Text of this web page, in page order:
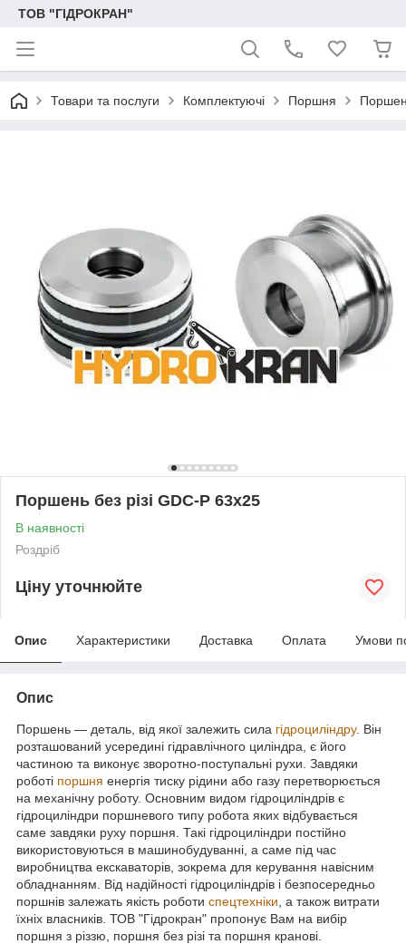
ТОВ "ГІДРОКРАН"
Товари та послуги Комплектуючі Поршня
Поршень без різі GDC-P 63x25
В наявності
Роздріб
Ціну уточнюйте
Опис Характеристики Доставка Оплата Умови
Опис
Поршень — деталь, від якої залежить сила гідроциліндру. Він
розташований усередині гідравлічного циліндра, є його
частиною та виконує зворотно-поступальні рухи. Завдяки
роботі поршня енергія тиску рідини або газу перетворюється
на механічну роботу. Основним видом гідроциліндрів є
гідроциліндри поршневого типу робота яких відбувається
саме завдяки руху поршня. Такі гідроциліндри постійно
використовуються в машинобудуванні, а саме під час
виробництва екскаваторів, зокрема для керування навісним
обладнанням. Від надійності гідроциліндрів і безпосередньо
поршнів залежать якість роботи спецтехніки , а також витрати
їхніх власників. ТОВ "Гідрокран" пропонує Вам на вибір
поршня з різзю, поршня без різі та поршня кранові.